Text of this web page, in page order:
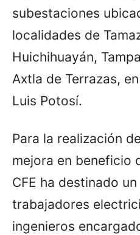
subestaciones
localidades de
Huichihuayán,
Axtla de Terrazas,
Luis Potosí.
Para la realización
mejora en beneficio
CFE ha destinado
trabajadores
ingenieros